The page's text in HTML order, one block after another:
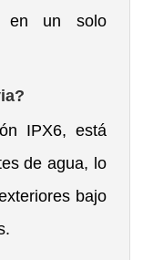
en un solo
IPX6, está
de agua, lo
bajo